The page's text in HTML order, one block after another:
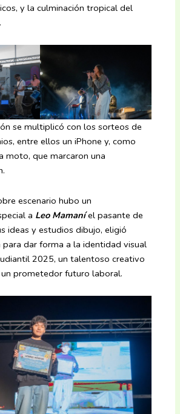
y la culminación tropical del
se multiplicó con los sorteos de
entre ellos un iPhone y, como
moto, que marcaron una
escenario hubo un
a Leo Mamaníel pasante de
ideas y estudios dibujo, eligió
dar forma a la identidad visual
2025, un talentoso creativo
un prometedor futuro laboral.